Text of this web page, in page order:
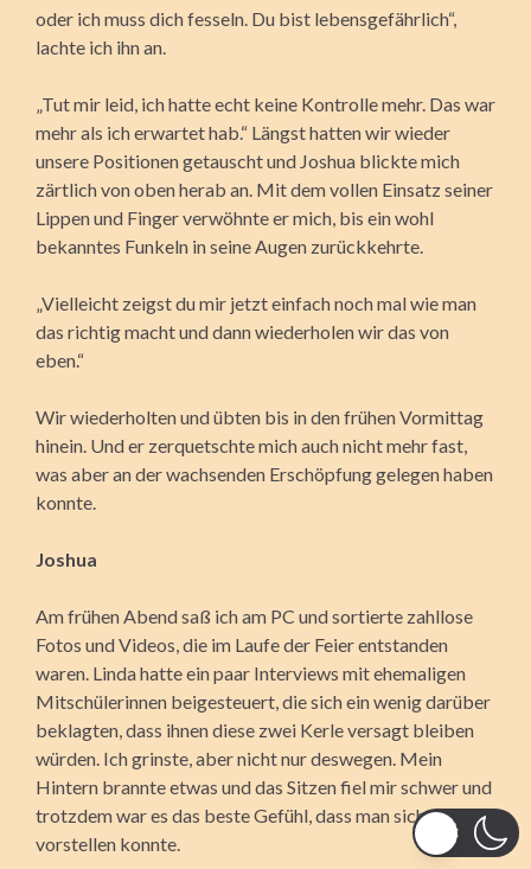
oder ich muss dich fesseln. Du bist lebensgefährlich“,
lachte ich ihn an.
„Tut mir leid, ich hatte echt keine Kontrolle mehr. Das war
mehr als ich erwartet hab.“ Längst hatten wir wieder
unsere Positionen getauscht und Joshua blickte mich
zärtlich von oben herab an. Mit dem vollen Einsatz seiner
Lippen und Finger verwöhnte er mich, bis ein wohl
bekanntes Funkeln in seine Augen zurückkehrte.
„Vielleicht zeigst du mir jetzt einfach noch mal wie man
das richtig macht und dann wiederholen wir das von
eben.“
Wir wiederholten und übten bis in den frühen Vormittag
hinein. Und er zerquetschte mich auch nicht mehr fast,
was aber an der wachsenden Erschöpfung gelegen haben
konnte.
Joshua
Am frühen Abend saß ich am PC und sortierte zahllose
Fotos und Videos, die im Laufe der Feier entstanden
waren. Linda hatte ein paar Interviews mit ehemaligen
Mitschülerinnen beigesteuert, die sich ein wenig darüber
beklagten, dass ihnen diese zwei Kerle versagt bleiben
würden. Ich grinste, aber nicht nur deswegen. Mein
Hintern brannte etwas und das Sitzen fiel mir schwer und
trotzdem war es das beste Gefühl, dass man sich
vorstellen konnte.